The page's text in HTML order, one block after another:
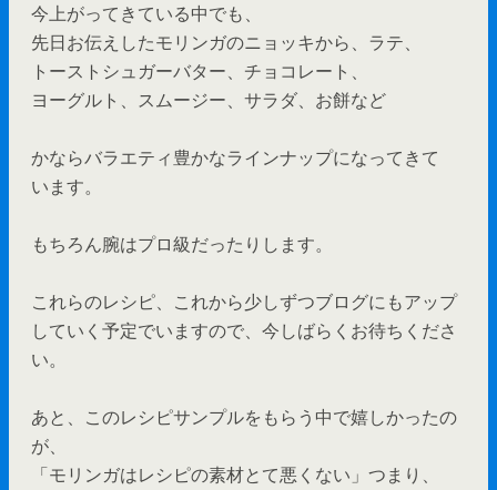
今上がってきている中でも、
先日お伝えしたモリンガのニョッキから、ラテ、
トーストシュガーバター、チョコレート、
ヨーグルト、スムージー、サラダ、お餅など
かならバラエティ豊かなラインナップになってきて
います。
もちろん腕はプロ級だったりします。
これらのレシピ、これから少しずつブログにもアップ
していく予定でいますので、今しばらくお待ちくださ
い。
あと、このレシピサンプルをもらう中で嬉しかったの
が、
「モリンガはレシピの素材とて悪くない」つまり、